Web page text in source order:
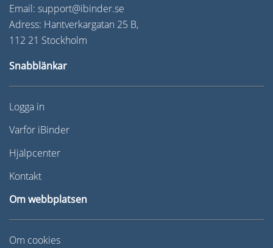
Email: support@ibinder.se
Adress: Hantverkargatan 25 B,
112 21 Stockholm
Snabblänkar
Logga in
Varför iBinder
Hjälpcenter
Kontakt
Om webbplatsen
Om cookies